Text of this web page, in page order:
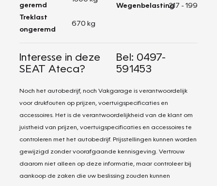
geremd
Treklast
ongeremd
670 kg
Wegenbelasting217 - 199
Interesse in deze
SEAT Ateca?
Bel: 0497-
591453
Noch het autobedrijf, noch Vakgarage is verantwoordelijk
voor drukfouten op prijzen, voertuigspecificaties en
accessoires. Het is de verantwoordelijkheid van de klant om
juistheid van prijzen, voertuigspecificaties en accessoires te
controleren met het autobedrijf. Prijsstellingen kunnen worden
gewijzigd zonder voorafgaande kennisgeving. Vertrouw
daarom niet alleen op deze informatie, maar controleer bij
aankoop de zaken die uw beslissing zouden kunnen